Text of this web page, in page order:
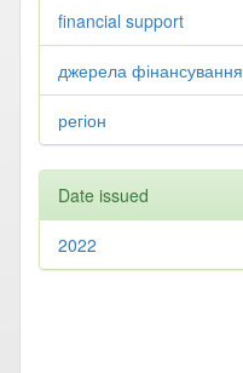
financial support
джерела фінансування
регіон
Date issued
2022